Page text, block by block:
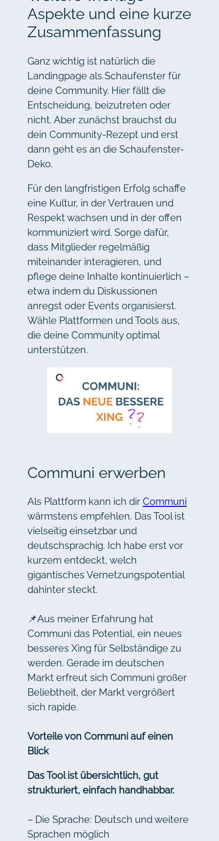
Aspekte und eine kurze
Zusammenfassung
Ganz wichtig ist natürlich die
Landingpage als Schaufenster für
deine Community. Hier fällt die
Entscheidung, beizutreten oder
nicht. Aber zunächst brauchst du
dein Community-Rezept und erst
dann geht es an die Schaufenster-
Deko.
Für den langfristigen Erfolg schaffe
eine Kultur, in der Vertrauen und
Respekt wachsen und in der offen
kommuniziert wird. Sorge dafür,
dass Mitglieder regelmäßig
miteinander interagieren, und
pflege deine Inhalte kontinuierlich –
etwa indem du Diskussionen
anregst oder Events organisierst.
Wähle Plattformen und Tools aus,
die deine Community optimal
unterstützen.
Communi erwerben
Als Plattform kann ich dir Communi
wärmstens empfehlen. Das Tool ist
vielseitig einsetzbar und
deutschsprachig. Ich habe erst vor
kurzem entdeckt, welch
gigantisches Vernetzungspotential
dahinter steckt.
📌Aus meiner Erfahrung hat
Communi das Potential, ein neues
besseres Xing für Selbständige zu
werden. Gerade im deutschen
Markt erfreut sich Communi großer
Beliebtheit, der Markt vergrößert
sich rapide.
Vorteile von Communi auf einen
Blick
Das Tool ist übersichtlich, gut
strukturiert, einfach handhabbar.
– Die Sprache: Deutsch und weitere
Sprachen möglich